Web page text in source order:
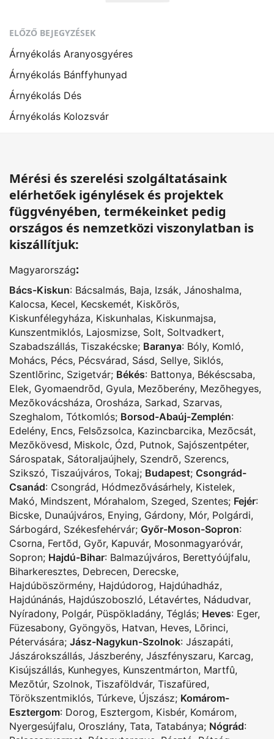
ELŐZŐ BEJEGYZÉSEK
Árnyékolás Aranyosgyéres
Árnyékolás Bánffyhunyad
Árnyékolás Dés
Árnyékolás Kolozsvár
Mérési és szerelési szolgáltatásaink
elérhetőek igénylések és projektek
függvényében, termékeinket pedig
országos és nemzetközi viszonylatban is
kiszállítjuk:
Magyarország:
Bács-Kiskun: Bácsalmás, Baja, Izsák, Jánoshalma,
Kalocsa, Kecel, Kecskemét, Kiskõrös,
Kiskunfélegyháza, Kiskunhalas, Kiskunmajsa,
Kunszentmiklós, Lajosmizse, Solt, Soltvadkert,
Szabadszállás, Tiszakécske; Baranya: Bóly, Komló,
Mohács, Pécs, Pécsvárad, Sásd, Sellye, Siklós,
Szentlõrinc, Szigetvár; Békés: Battonya, Békéscsaba,
Elek, Gyomaendrõd, Gyula, Mezõberény, Mezõhegyes,
Mezõkovácsháza, Orosháza, Sarkad, Szarvas,
Szeghalom, Tótkomlós; Borsod-Abaúj-Zemplén:
Edelény, Encs, Felsõzsolca, Kazincbarcika, Mezõcsát,
Mezõkövesd, Miskolc, Ózd, Putnok, Sajószentpéter,
Sárospatak, Sátoraljaújhely, Szendrõ, Szerencs,
Szikszó, Tiszaújváros, Tokaj; Budapest; Csongrád-
Csanád: Csongrád, Hódmezõvásárhely, Kistelek,
Makó, Mindszent, Mórahalom, Szeged, Szentes; Fejér:
Bicske, Dunaújváros, Enying, Gárdony, Mór, Polgárdi,
Sárbogárd, Székesfehérvár; Győr-Moson-Sopron:
Csorna, Fertõd, Gyõr, Kapuvár, Mosonmagyaróvár,
Sopron; Hajdú-Bihar: Balmazújváros, Berettyóújfalu,
Biharkeresztes, Debrecen, Derecske,
Hajdúböszörmény, Hajdúdorog, Hajdúhadház,
Hajdúnánás, Hajdúszoboszló, Létavértes, Nádudvar,
Nyíradony, Polgár, Püspökladány, Téglás; Heves: Eger,
Füzesabony, Gyöngyös, Hatvan, Heves, Lõrinci,
Pétervására; Jász-Nagykun-Szolnok: Jászapáti,
Jászárokszállás, Jászberény, Jászfényszaru, Karcag,
Kisújszállás, Kunhegyes, Kunszentmárton, Martfû,
Mezõtúr, Szolnok, Tiszaföldvár, Tiszafüred,
Törökszentmiklós, Túrkeve, Újszász; Komárom-
Esztergom: Dorog, Esztergom, Kisbér, Komárom,
Nyergesújfalu, Oroszlány, Tata, Tatabánya; Nógrád: